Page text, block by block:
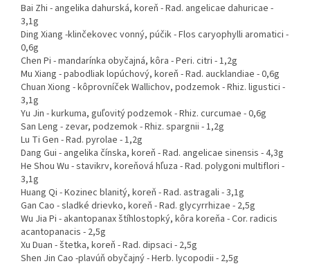
Bai Zhi - angelika dahurská, koreň - Rad. angelicae dahuricae -
3,1g
Ding Xiang -klinčekovec vonný, púčik - Flos caryophylli aromatici -
0,6g
Chen Pi - mandarínka obyčajná, kôra - Peri. citri - 1,2g
Mu Xiang - pabodliak lopúchový, koreň - Rad. aucklandiae - 0,6g
Chuan Xiong - kôprovníček Wallichov, podzemok - Rhiz. ligustici -
3,1g
Yu Jin - kurkuma, guľovitý podzemok - Rhiz. curcumae - 0,6g
San Leng - zevar, podzemok - Rhiz. spargnii - 1,2g
Lu Ti Gen - Rad. pyrolae - 1,2g
Dang Gui - angelika čínska, koreň - Rad. angelicae sinensis - 4,3g
He Shou Wu - stavikrv, koreňová hľuza - Rad. polygoni multiflori -
3,1g
Huang Qi - Kozinec blanitý, koreň - Rad. astragali - 3,1g
Gan Cao - sladké drievko, koreň - Rad. glycyrrhizae - 2,5g
Wu Jia Pi - akantopanax štíhlostopký, kôra koreňa - Cor. radicis
acantopanacis - 2,5g
Xu Duan - štetka, koreň - Rad. dipsaci - 2,5g
Shen Jin Cao -plavúň obyčajný - Herb. lycopodii - 2,5g